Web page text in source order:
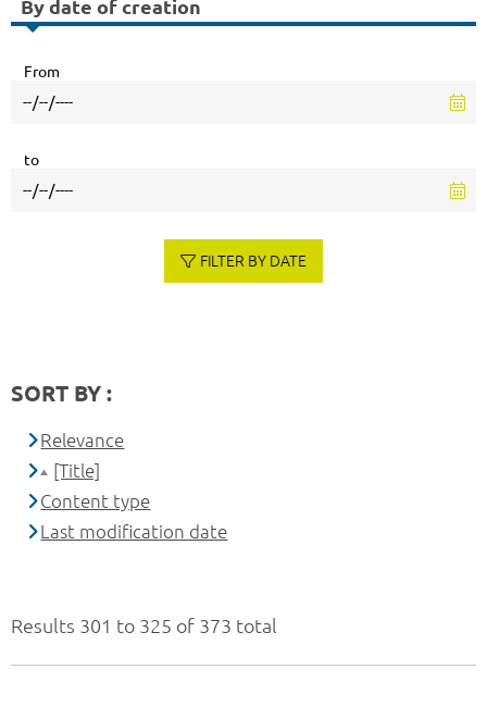
Results 301 to 325 of 373 total
By date of creation
From
to
FILTER BY DATE
SORT BY :
Relevance
[Title]
Content type
Last modification date